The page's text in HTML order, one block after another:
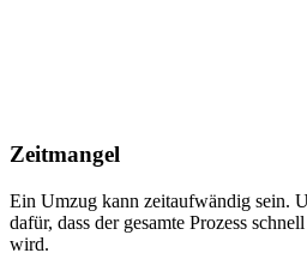
Zeitmangel
Ein Umzug kann zeitaufwändig sein.
dafür, dass der gesamte Prozess
wird.